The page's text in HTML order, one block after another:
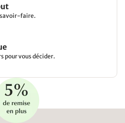
savoir-faire.
pour vous décider.